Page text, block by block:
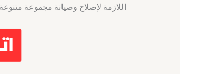
اللازمة لإصلاح وصيانة مجموعة